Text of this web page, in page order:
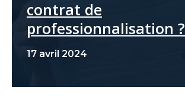
contrat de
professionnalisation ?
17 avril 2024